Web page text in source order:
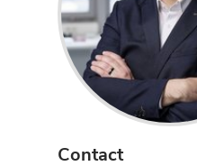
Contact